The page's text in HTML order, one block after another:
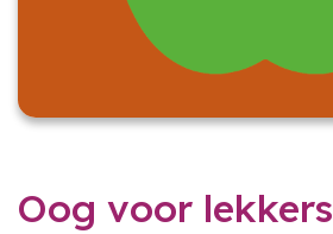
Oog voor lekkers